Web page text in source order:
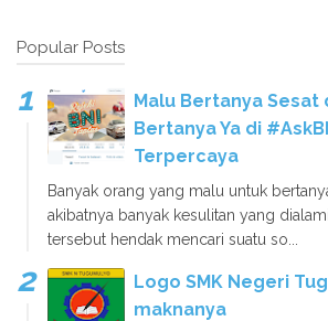
Popular Posts
Malu Bertanya Sesat
Bertanya Ya di
Terpercaya
Banyak orang yang malu untuk
akibatnya banyak kesulitan yang
tersebut hendak mencari suatu so...
Logo SMK Negeri
maknanya